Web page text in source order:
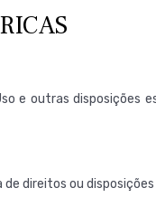
e outras
direitos ou